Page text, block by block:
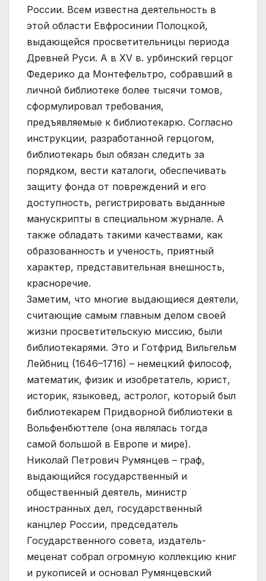
России. Всем известна деятельность в
этой области Евфросинии Полоцкой,
выдающейся просветительницы периода
Древней Руси. А в XV в. урбинский герцог
Федерико да Монтефельтро, собравший в
личной библиотеке более тысячи томов,
сформулировал требования,
предъявляемые к библиотекарю. Согласно
инструкции, разработанной герцогом,
библиотекарь был обязан следить за
порядком, вести каталоги, обеспечивать
защиту фонда от повреждений и его
доступность, регистрировать выданные
манускрипты в специальном журнале. А
также обладать такими качествами, как
образованность и ученость, приятный
характер, представительная внешность,
красноречие.
Заметим, что многие выдающиеся деятели,
считающие самым главным делом своей
жизни просветительскую миссию, были
библиотекарями. Это и Готфрид Вильгельм
Лейбниц (1646–1716) – немецкий философ,
математик, физик и изобретатель, юрист,
историк, языковед, астролог, который был
библиотекарем Придворной библиотеки в
Вольфенбюттеле (она являлась тогда
самой большой в Европе и мире).
Николай Петрович Румянцев – граф,
выдающийся государственный и
общественный деятель, министр
иностранных дел, государственный
канцлер России, председатель
Государственного совета, издатель-
меценат собрал огромную коллекцию книг
и рукописей и основал Румянцевский